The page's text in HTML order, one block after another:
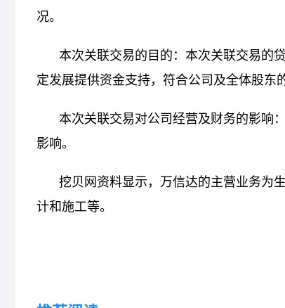
况。
本次关联交易的目的：本次关联交易的
定发展提供资金支持，符合公司及全体股东
本次关联交易对公司经营及财务的影响
影响。
挖贝网资料显示，万信达的主营业务为
计和施工等。